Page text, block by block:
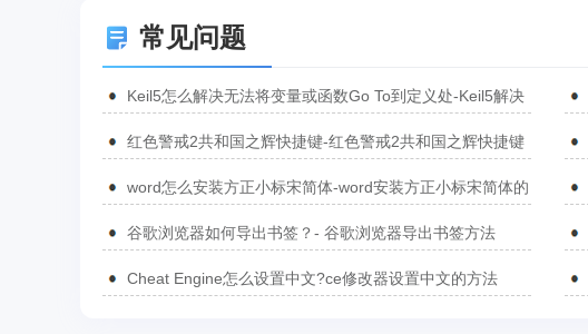
常见问题
Keil5怎么解决无法将变量或函数Go To到定义处-Keil5解决
红色警戒2共和国之辉快捷键-红色警戒2共和国之辉快捷键
word怎么安装方正小标宋简体-word安装方正小标宋简体的
谷歌浏览器如何导出书签？- 谷歌浏览器导出书签方法
Cheat Engine怎么设置中文?ce修改器设置中文的方法